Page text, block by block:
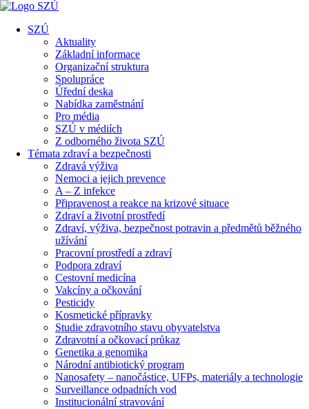
SZÚ
Aktuality
Základní informace
Organizační struktura
Spolupráce
Úřední deska
Nabídka zaměstnání
Pro média
SZÚ v médiích
Z odborného života SZÚ
Témata zdraví a bezpečnosti
Zdravá výživa
Nemoci a jejich prevence
A – Z infekce
Připravenost a reakce na krizové situace
Zdraví a životní prostředí
Zdraví, výživa, bezpečnost potravin a předmětů běžného
užívání
Pracovní prostředí a zdraví
Podpora zdraví
Cestovní medicína
Vakcíny a očkování
Pesticidy
Kosmetické přípravky
Studie zdravotního stavu obyvatelstva
Zdravotní a očkovací průkaz
Genetika a genomika
Národní antibiotický program
Nanosafety – nanočástice, UFPs, materiály a technologie
Surveillance odpadních vod
Institucionální stravování